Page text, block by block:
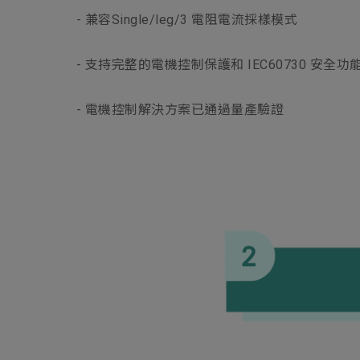
- 兼容Single/leg/3 電阻電流採樣模式
- 支持完整的電機控制保護和 IEC60730 安全功
- 電機控制解決方案已通過量產驗證